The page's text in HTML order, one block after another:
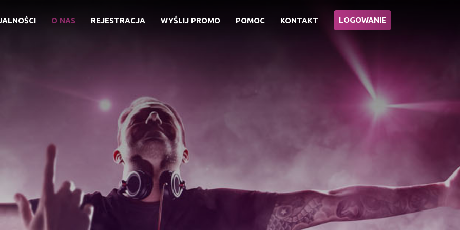
O NAS REJESTRACJA WYŚLIJ PROMO POMOC KONTAKT LOGOWANIE